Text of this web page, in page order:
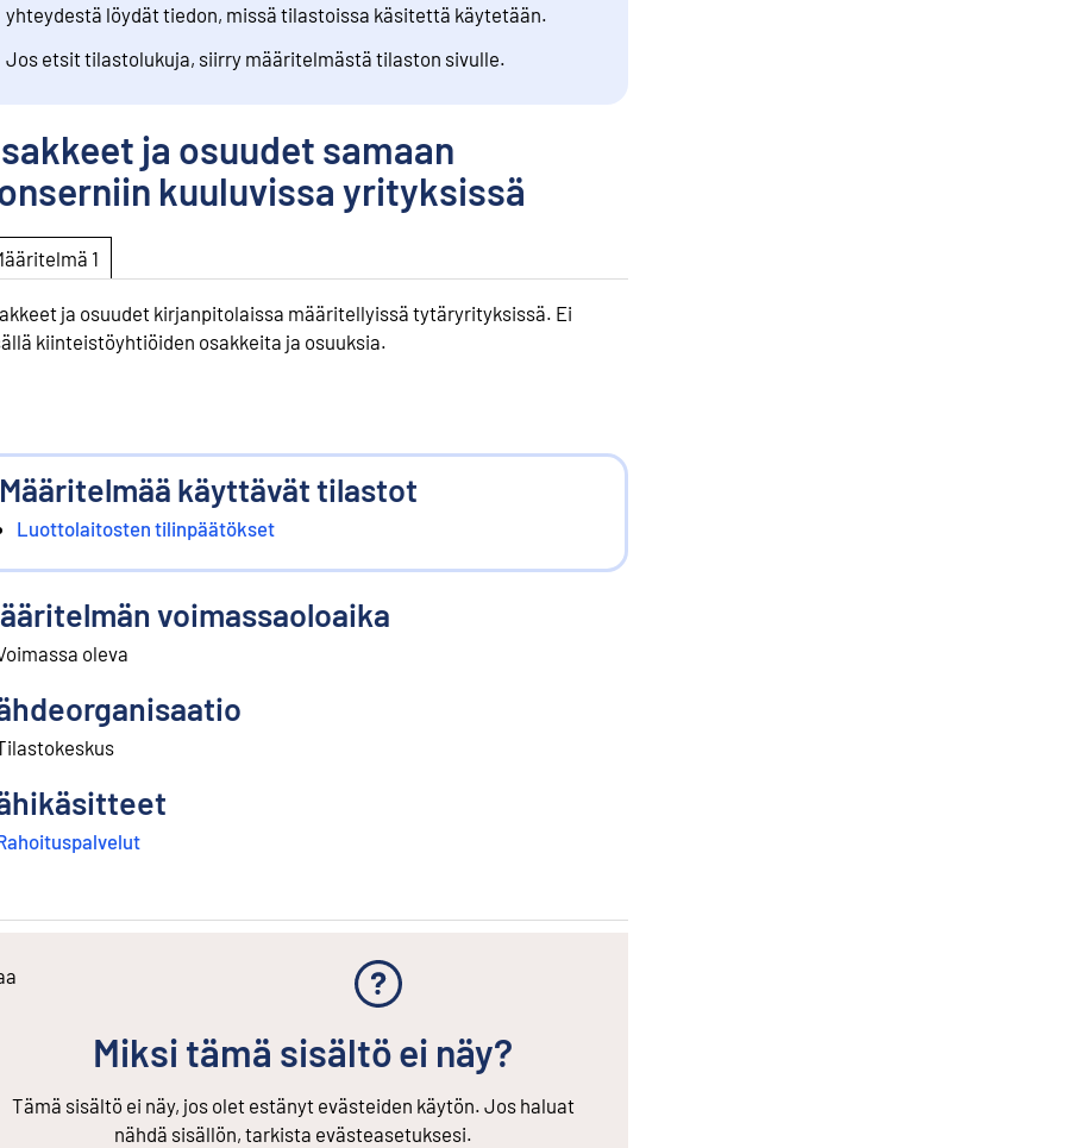
yhteydestä löydät tiedon, missä tilastoissa käsitettä käytetään.
Jos etsit tilastolukuja, siirry määritelmästä tilaston sivulle.
ja osuudet samaan
kuuluvissa yrityksissä
Määritelmä 1
ja osuudet kirjanpitolaissa määritellyissä tytäryrityksissä. Ei
kiinteistöyhtiöiden osakkeita ja osuuksia.
Määritelmää käyttävät tilastot
Luottolaitosten tilinpäätökset
voimassaoloaika
oleva
Miksi tämä sisältö ei näy?
Tämä sisältö ei näy, jos olet estänyt evästeiden käytön. Jos haluat
nähdä sisällön, tarkista evästeasetuksesi.